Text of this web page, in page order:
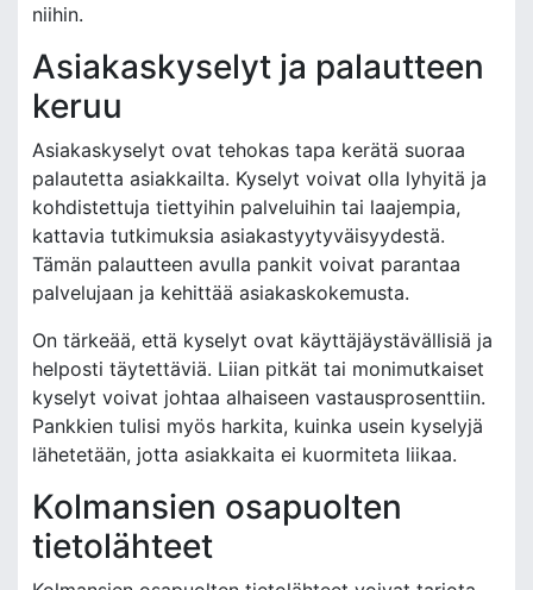
niihin.
Asiakaskyselyt ja palautteen
keruu
Asiakaskyselyt ovat tehokas tapa kerätä suoraa
palautetta asiakkailta. Kyselyt voivat olla lyhyitä ja
kohdistettuja tiettyihin palveluihin tai laajempia,
kattavia tutkimuksia asiakastyytyväisyydestä.
Tämän palautteen avulla pankit voivat parantaa
palvelujaan ja kehittää asiakaskokemusta.
On tärkeää, että kyselyt ovat käyttäjäystävällisiä ja
helposti täytettäviä. Liian pitkät tai monimutkaiset
kyselyt voivat johtaa alhaiseen vastausprosenttiin.
Pankkien tulisi myös harkita, kuinka usein kyselyjä
lähetetään, jotta asiakkaita ei kuormiteta liikaa.
Kolmansien osapuolten
tietolähteet